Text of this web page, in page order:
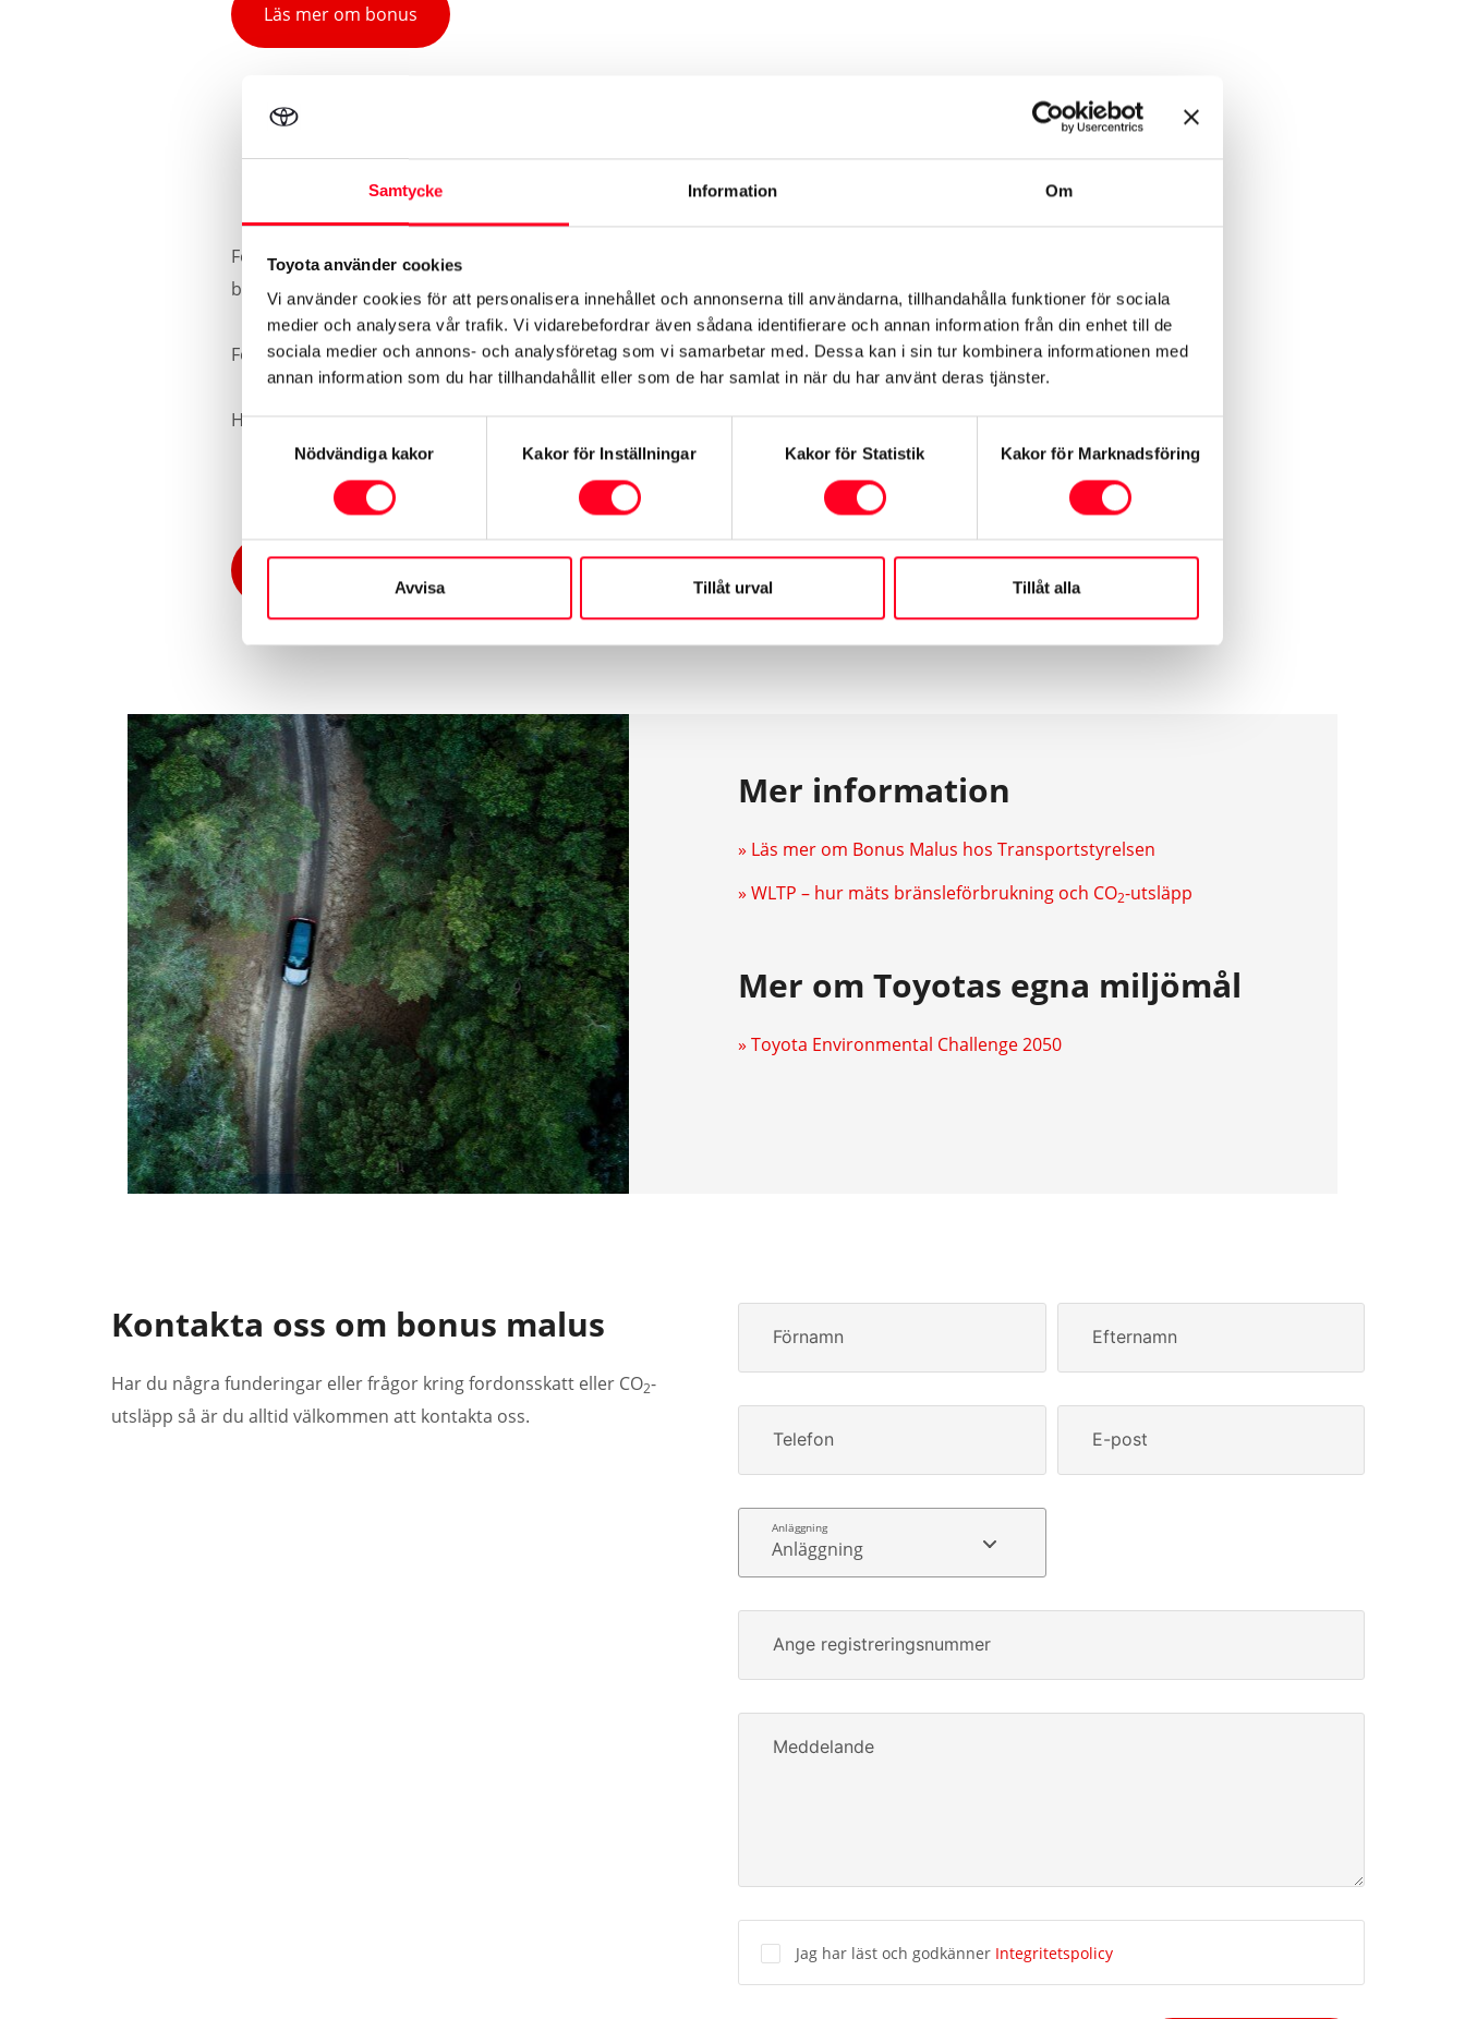
Samtycke Information Om
Toyota använder cookies
Vi använder cookies för att personalisera innehållet och annonserna till användarna, tillhandahålla funktioner för sociala
medier och analysera vår trafik. Vi vidarebefordrar även sådana identifierare och annan information från din enhet till de
sociala medier och annons- och analysföretag som vi samarbetar med. Dessa kan i sin tur kombinera informationen med
annan information som du har tillhandahållit eller som de har samlat in när du har använt deras tjänster.
Samtyckesval
Nödvändiga kakor
Kakor för Inställningar Kakor för Statistik Kakor för Marknadsföring
Avvisa Tillåt urval Tillåt alla
Läs mer om bonus
Malus
För bensin- och dieseldrivna fordon tas en förhöjd fordonsskatt (malus) ut under de tre första åren från det att fordonet
blir skattepliktigt för första gången.
För våra bilars koldioxidutsläpp, serespektive bilmodell.
HosTransportstyrelsenkan du beräkna den fordonsskatt som gäller för din nya Toyota.
Mer information
» Läs mer om Bonus Malus hos Transportstyrelsen
» WLTP – hur mäts bränsleförbrukning och CO2-utsläpp
Mer om Toyotas egna miljömål
» Toyota Environmental Challenge 2050
Kontakta oss om bonus malus
Har du några funderingar eller frågor kring fordonsskatt eller CO2-
utsläpp så är du alltid välkommen att kontakta oss.
Förnamn Efternamn
Telefon E-post
Anläggning
Ange registreringsnummer
Meddelande
Jag har läst och godkänner Integritetspolicy